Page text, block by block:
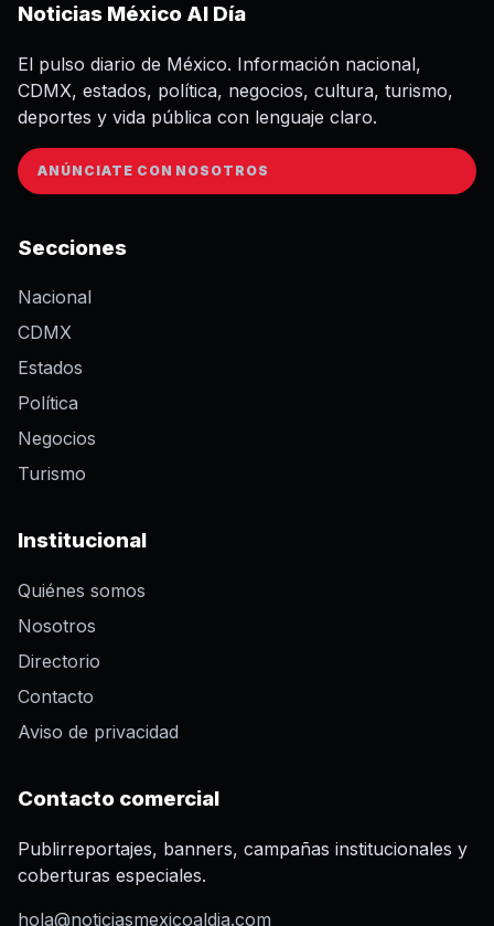
Noticias México Al Día
El pulso diario de México. Información nacional,
CDMX, estados, política, negocios, cultura, turismo,
deportes y vida pública con lenguaje claro.
ANÚNCIATE CON NOSOTROS
Secciones
Nacional
CDMX
Estados
Política
Negocios
Turismo
Institucional
Quiénes somos
Nosotros
Directorio
Contacto
Aviso de privacidad
Contacto comercial
Publirreportajes, banners, campañas institucionales y
coberturas especiales.
hola@noticiasmexicoaldia.com